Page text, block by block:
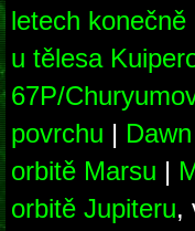
letech
u tělesa
67P/
povrchu
orbitě Marsu
orbitě Jupiteru,